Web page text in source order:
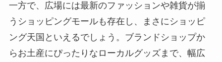
一方で、広場には最新のファッションや雑貨が揃
うショッピングモールも存在し、まさにショッピ
ング天国といえるでしょう。ブランドショップか
らお土産にぴったりなローカルグッズまで、幅広